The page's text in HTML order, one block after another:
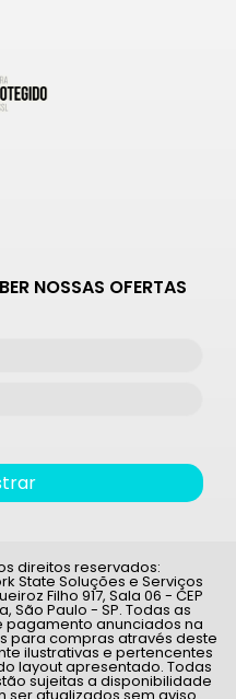
NOSSAS OFERTAS
direitos reservados:
State Soluções e Serviços
Filho 917, Sala 06 - CEP
São Paulo - SP. Todas as
pagamento anunciados na
para compras através deste
ilustrativas e pertencentes
layout apresentado. Todas
sujeitas a disponibilidade